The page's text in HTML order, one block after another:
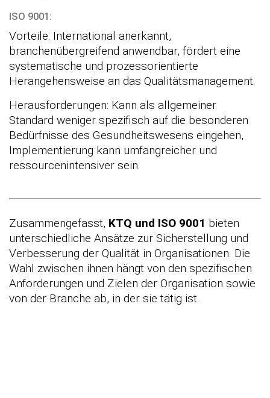
ISO 9001:
Vorteile: International anerkannt,
branchenübergreifend anwendbar, fördert eine
systematische und prozessorientierte
Herangehensweise an das Qualitätsmanagement.
Herausforderungen: Kann als allgemeiner
Standard weniger spezifisch auf die besonderen
Bedürfnisse des Gesundheitswesens eingehen,
Implementierung kann umfangreicher und
ressourcenintensiver sein.
Zusammengefasst, KTQ und ISO 9001 bieten
unterschiedliche Ansätze zur Sicherstellung und
Verbesserung der Qualität in Organisationen. Die
Wahl zwischen ihnen hängt von den spezifischen
Anforderungen und Zielen der Organisation sowie
von der Branche ab, in der sie tätig ist.